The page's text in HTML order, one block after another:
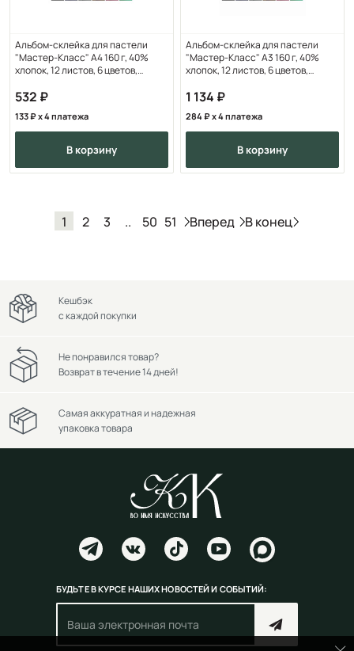
Альбом-склейка для пастели
"Мастер-Класс" А4 160 г, 40%
хлопок, 12 листов, 6 цветов,
532
133 x 4 платежа
в корзину
Альбом-склейка для пастели
"Мастер-Класс" А3 160 г, 40%
хлопок, 12 листов, 6 цветов,
1 134
284 x 4 платежа
в корзину
1 2 3 .. 50 51 Вперед В конец
Кешбэк
с каждой покупки
Не понравился товар?
Возврат в течение 14 дней!
Самая аккуратная и надежная
упаковка товара
БУДЬТЕ В КУРСЕ НАШИХ НОВОСТЕЙ И СОБЫТИЙ: